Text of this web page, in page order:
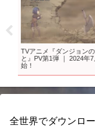
【スイッチ新作ゲーム】
年５月の発売ゲームソ
全世界でダウンロ